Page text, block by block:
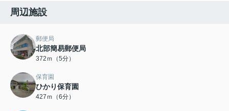
周辺施設
郵便局
北部簡易郵便局
372ｍ（5分）
保育園
ひかり保育園
427ｍ（6分）